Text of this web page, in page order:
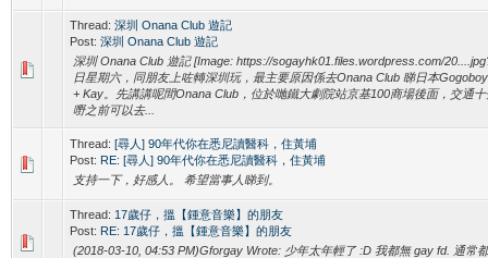
Thread: 深圳 Onana Club 遊記
Post: 深圳 Onana Club 遊記
深圳 Onana Club 遊記 [Image: https://sogayhk01.files.wordpress.com/
日星期六，同朋友上咗轉深圳玩，最主要原因係去Onana Club 睇日本
+ Kay。先講講呢間Onana Club，位於哋鐵大劇院站京基100商場後面，交通
嘢之前可以去...
Thread: [尋人] 90年代你在悉尼讀醫科，住黃埔
Post: RE: [尋人] 90年代你在悉尼讀醫科，住黃埔
支持一下，好感人。 希望當事人睇到。
Thread: 17歲仔，搵【鍾意音樂】的朋友
Post: RE: 17歲仔，搵【鍾意音樂】的朋友
(2018-03-10, 04:53 PM)Gforgay Wrote: 少年太年輕了 :D 我都無 gay fd. 通常